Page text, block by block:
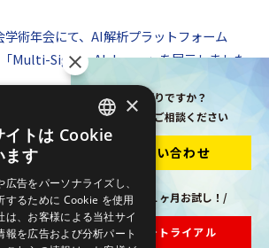
術年会にて、AI解析プラットフォーム
Multi-Sigma-Alchemy」を展示しました
株式会社エイゾス
お困りですか？
お気軽にご相談ください
お問い合わせ
\まずは１ヶ月お試し！/
フリートライアル
JAPANESE
×
イトは Cookie
ます
告をパーソナライズし、
するために Cookie を使用
は、お客様による当社サイ
報を広告および分析パート